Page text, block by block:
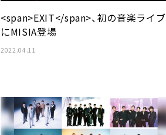
<span>EXIT</span>、初の音楽ライブ
にMISIA登場
2022.04.11